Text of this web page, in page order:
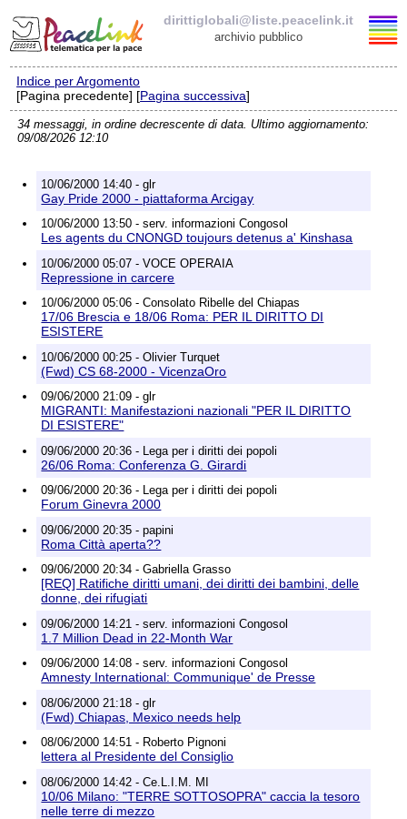
dirittiglobali@liste.peacelink.it
archivio pubblico
Elenco delle liste
dirittiglobali@liste.peacelink.it
Richieste di rimozione
Indice per Argomento
[Pagina precedente] [Pagina successiva]
34 messaggi, in ordine decrescente di data. Ultimo aggiornamento:
09/08/2026 12:10
10/06/2000 14:40 - glr
Gay Pride 2000 - piattaforma Arcigay
10/06/2000 13:50 - serv. informazioni Congosol
Les agents du CNONGD toujours detenus a' Kinshasa
10/06/2000 05:07 - VOCE OPERAIA
Repressione in carcere
10/06/2000 05:06 - Consolato Ribelle del Chiapas
17/06 Brescia e 18/06 Roma: PER IL DIRITTO DI
ESISTERE
10/06/2000 00:25 - Olivier Turquet
(Fwd) CS 68-2000 - VicenzaOro
09/06/2000 21:09 - glr
MIGRANTI: Manifestazioni nazionali "PER IL DIRITTO
DI ESISTERE"
09/06/2000 20:36 - Lega per i diritti dei popoli
26/06 Roma: Conferenza G. Girardi
09/06/2000 20:36 - Lega per i diritti dei popoli
Forum Ginevra 2000
09/06/2000 20:35 - papini
Roma Città aperta??
09/06/2000 20:34 - Gabriella Grasso
[REQ] Ratifiche diritti umani, dei diritti dei bambini, delle
donne, dei rifugiati
09/06/2000 14:21 - serv. informazioni Congosol
1.7 Million Dead in 22-Month War
09/06/2000 14:08 - serv. informazioni Congosol
Amnesty International: Communique' de Presse
08/06/2000 21:18 - glr
(Fwd) Chiapas, Mexico needs help
08/06/2000 14:51 - Roberto Pignoni
lettera al Presidente del Consiglio
08/06/2000 14:42 - Ce.L.I.M. MI
10/06 Milano: "TERRE SOTTOSOPRA" caccia la tesoro
nelle terre di mezzo